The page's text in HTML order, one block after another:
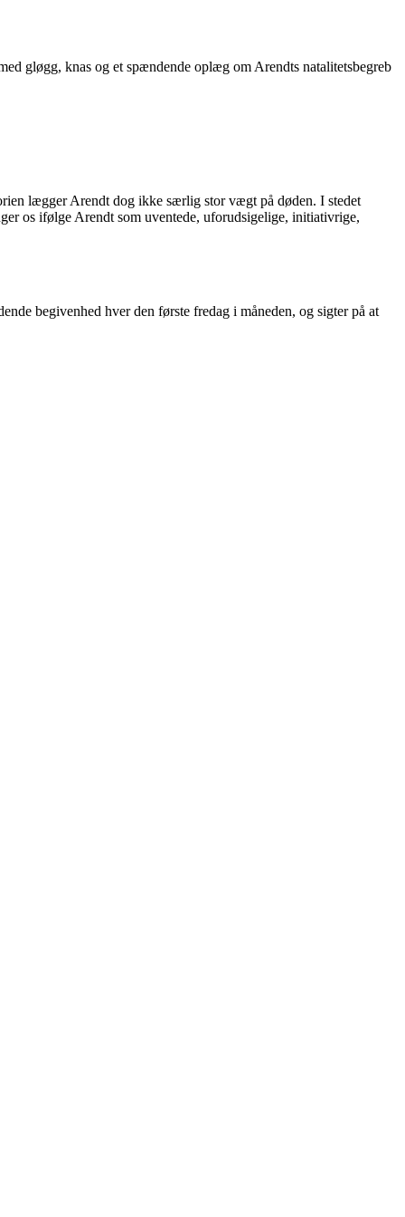
gløgg, knas og et spændende oplæg om Arendts natalitetsbegreb
lægger Arendt dog ikke særlig stor vægt på døden. I stedet
os ifølge Arendt som uventede, uforudsigelige, initiativrige,
begivenhed hver den første fredag i måneden, og sigter på at